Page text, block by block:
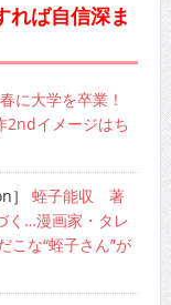
れば自信深ま
に大学を卒業！
2ndイメージはち
］ 蛭子能収 著
く…漫画家・タレ
こな“蛭子さん”が